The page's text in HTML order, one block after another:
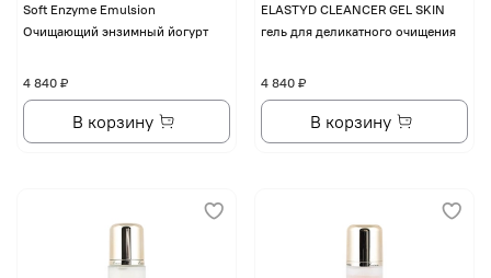
Soft Enzyme Emulsion
Очищающий энзимный йогурт
4 840 ₽
В корзину
ELASTYD CLEANCER GEL SKIN
гель для деликатного очищения
4 840 ₽
В корзину